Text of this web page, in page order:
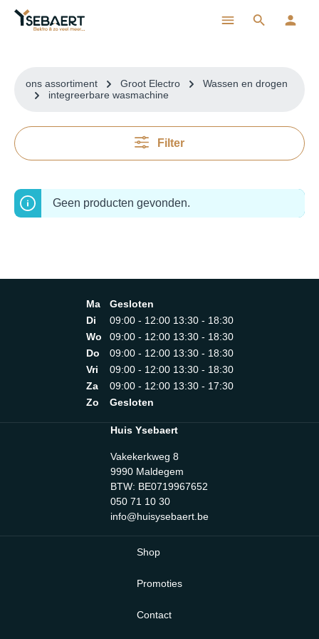
ons assortiment Groot Electro
Wassen en drogen
integreerbare wasmachine
Filter
Geen producten gevonden.
Ma
Gesloten
Di
09:00 - 12:00 13:30 - 18:30
Wo
09:00 - 12:00 13:30 - 18:30
Do
09:00 - 12:00 13:30 - 18:30
Vri
09:00 - 12:00 13:30 - 18:30
Za
09:00 - 12:00 13:30 - 17:30
Zo
Gesloten
Huis Ysebaert
Vakekerkweg 8
9990 Maldegem
BTW: BE0719967652
050 71 10 30
info@huisysebaert.be
Shop
Promoties
Contact